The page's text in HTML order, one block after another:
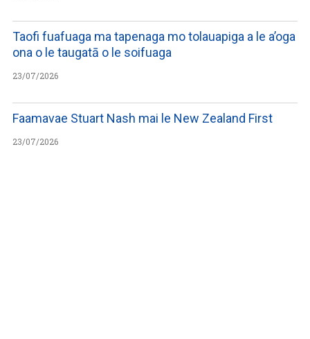
Taofi fuafuaga ma tapenaga mo tolauapiga a le a’oga
ona o le taugatā o le soifuaga
23/07/2026
Faamavae Stuart Nash mai le New Zealand First
23/07/2026